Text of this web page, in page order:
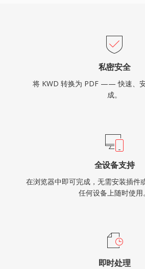
私密安全
将 KWD 转换为 PDF —— 快速、
成。
全设备支持
在浏览器中即可完成，无需安装插
任何设备上随时使用。
即时处理